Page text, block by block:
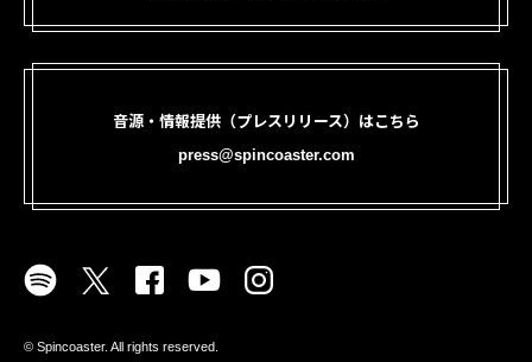
音源・情報提供（プレスリリース）はこちら
press@spincoaster.com
©︎ Spincoaster. All rights reserved.